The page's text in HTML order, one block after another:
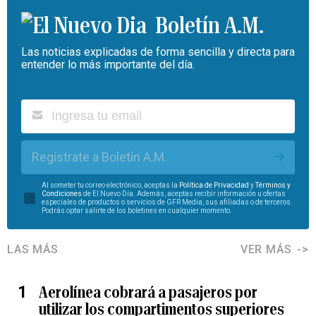
Boletín A.M.
Las noticias explicadas de forma sencilla y directa para
entender lo más importante del día.
Regístrate a Boletín A.M.
Al someter tu correo electrónico, aceptas la Política de Privacidad yTérminos y
Condiciones de El Nuevo Día. Además, aceptas recibir información u ofertas
especiales de productos o servicios de GFR Media, sus afiliadas o de terceros.
Podrás optar salirte de los boletines en cualquier momento.
LAS MÁS VER MÁS
Aerolínea cobrará a pasajeros por
utilizar los compartimentos superiores